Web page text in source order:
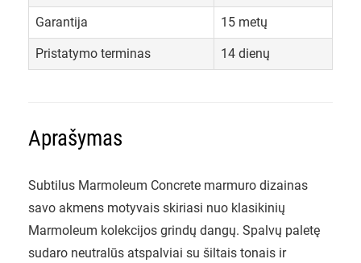
Garantija 15 metų
Pristatymo terminas 14 dienų
Aprašymas
Subtilus Marmoleum Concrete marmuro dizainas
savo akmens motyvais skiriasi nuo klasikinių
Marmoleum kolekcijos grindų dangų. Spalvų paletę
sudaro neutralūs atspalviai su šiltais tonais ir